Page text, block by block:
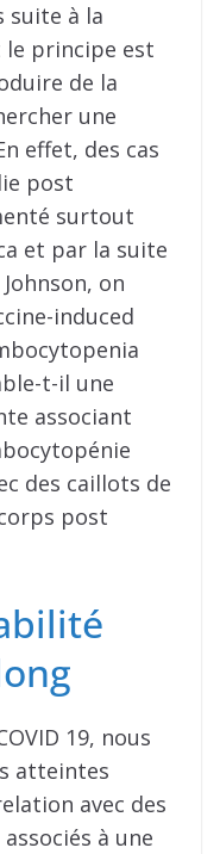
suite à la
le principe est
de la
une
effet, des cas
post
surtout
et par la suite
on
induced
t-il une
associant
des caillots de
post
19, nous
atteintes
avec des
à une